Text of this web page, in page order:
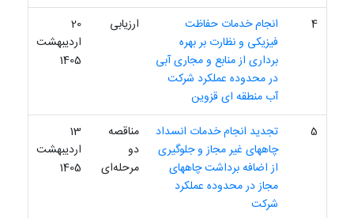
4
انجام خدمات حفاظت
فیزیکی و نظارت بر بهره
برداری از منابع و مجاری آبی
در محدوده عملکرد شرکت
آب منطقه ای قزوین
ارزیابی
20
اردیبهشت
1405
5
تجدید انجام خدمات انسداد
چاههای غیر مجاز و جلوگیری
از اضافه برداشت چاههای
مجاز در محدوده عملکرد
شرکت
مناقصه
دو
مرحله‌ای
13
اردیبهشت
1405